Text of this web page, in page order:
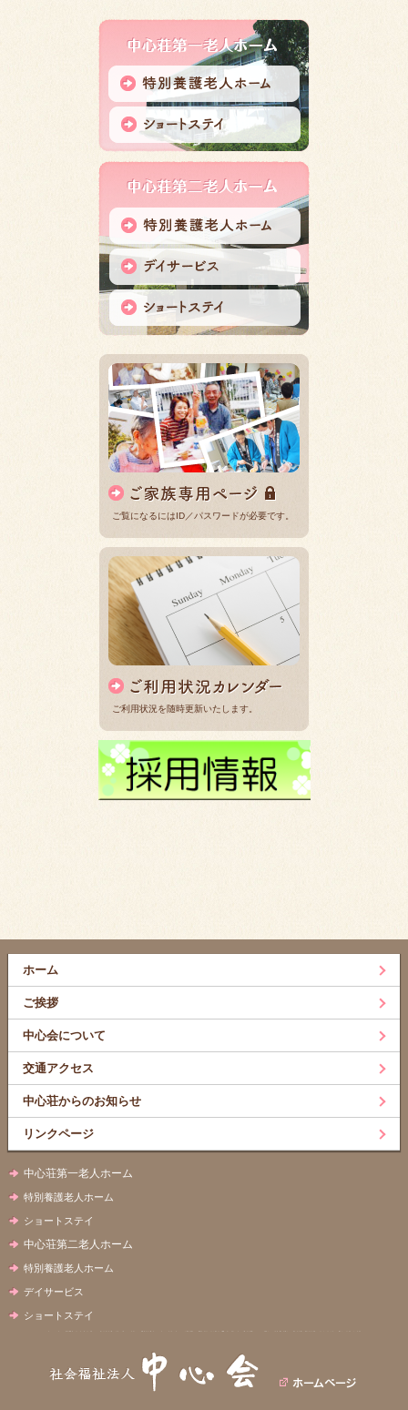
ご覧になるにはID／パスワードが必要です。
ご利用状況を随時更新いたします。
ホーム
ご挨拶
中心会について
交通アクセス
中心荘からのお知らせ
リンクページ
中心荘第一老人ホーム
特別養護老人ホーム
ショートステイ
中心荘第二老人ホーム
特別養護老人ホーム
デイサービス
ショートステイ